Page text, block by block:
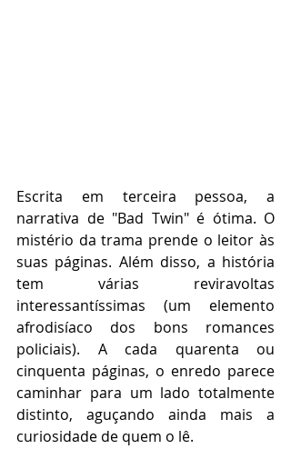
Escrita em terceira pessoa, a
narrativa de "Bad Twin" é ótima. O
mistério da trama prende o leitor às
suas páginas. Além disso, a história
tem várias reviravoltas
interessantíssimas (um elemento
afrodisíaco dos bons romances
policiais). A cada quarenta ou
cinquenta páginas, o enredo parece
caminhar para um lado totalmente
distinto, aguçando ainda mais a
curiosidade de quem o lê.